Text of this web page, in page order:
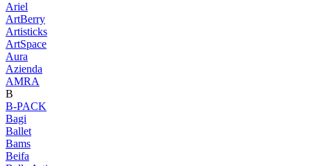
Ariel
ArtBerry
Artisticks
ArtSpace
Aura
Azienda
AМRA
B
B-PACK
Bagi
Ballet
Bams
Beifa